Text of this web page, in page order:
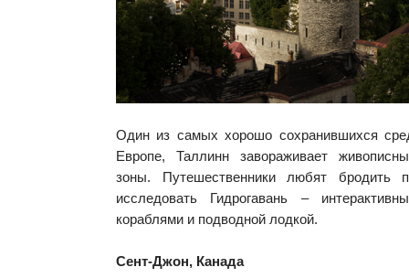
Один из самых хорошо сохранившихся
Европе, Таллинн завораживает
зоны. Путешественники любят бродить
исследовать Гидрогавань –
кораблями и подводной лодкой.
Сент-Джон, Канада